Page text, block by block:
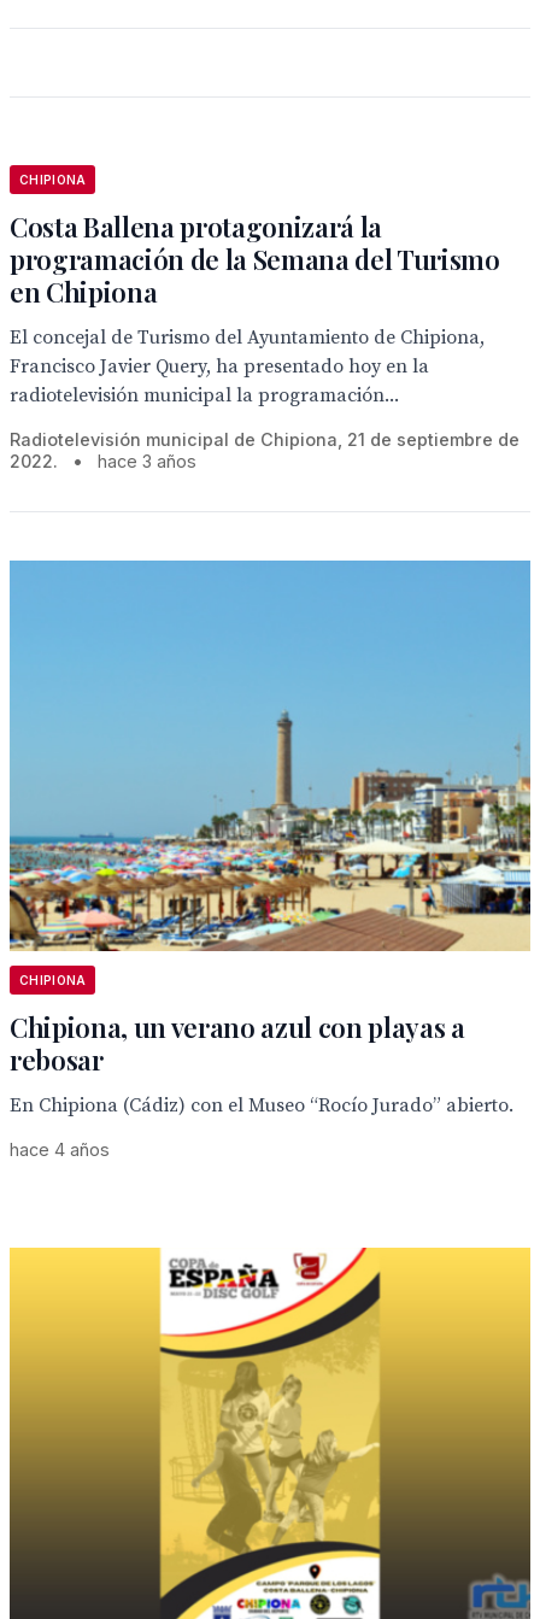
CHIPIONA
Costa Ballena protagonizará la
programación de la Semana del Turismo
en Chipiona
El concejal de Turismo del Ayuntamiento de Chipiona,
Francisco Javier Query, ha presentado hoy en la
radiotelevisión municipal la programación...
Radiotelevisión municipal de Chipiona, 21 de septiembre de
2022.
• hace 3 años
CHIPIONA
Chipiona, un verano azul con playas a
rebosar
En Chipiona (Cádiz) con el Museo “Rocío Jurado” abierto.
hace 4 años